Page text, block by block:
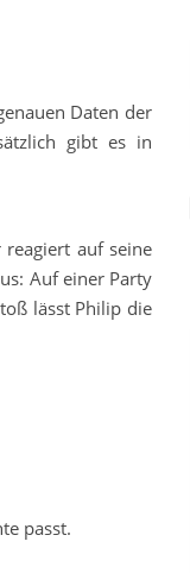
Daten der
gibt es in
auf seine
Auf einer Party
lässt Philip die
passt.